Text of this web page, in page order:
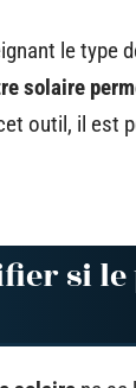
le type
solaire
outil, il est
si